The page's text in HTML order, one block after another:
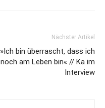
Nächster Artikel
»Ich bin überrascht, dass ich
noch am Leben bin« // Ka im
Interview